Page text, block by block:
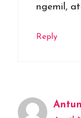
ngemil,
Reply